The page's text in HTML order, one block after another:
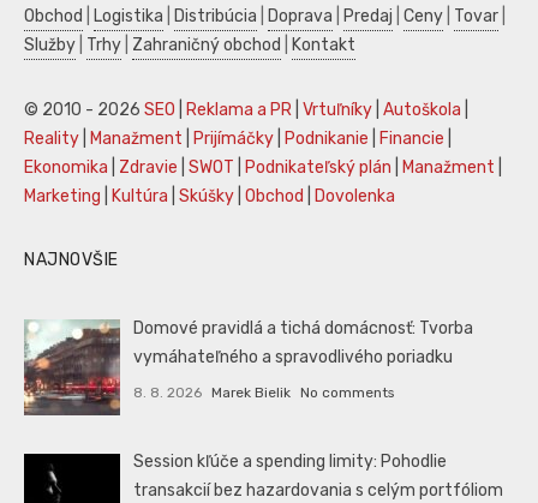
Obchod Logistika Distribúcia Doprava Predaj Ceny Tovar
Služby Trhy Zahraničný obchod Kontakt
© 2010 - 2026 SEO Reklama a PR Vrtuľníky Autoškola
Reality
Manažment Prijímáčky Podnikanie Financie
Ekonomika
Zdravie SWOT Podnikateľský plán Manažment
Marketing
Kultúra Skúšky Obchod Dovolenka
NAJNOVŠIE
Domové pravidlá a tichá domácnosť: Tvorba
vymáhateľného a spravodlivého poriadku
8. 8. 2026 Marek Bielik No comments
Session kľúče a spending limity: Pohodlie
transakcií bez hazardovania s celým portfóliom